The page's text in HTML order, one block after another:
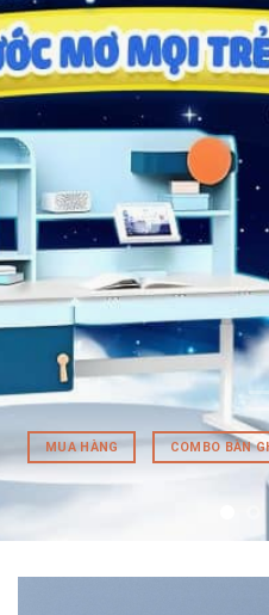
MUA HÀNG COMBO BÀN